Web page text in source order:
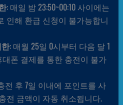
: 매일 밤 23:50~00:10 사이에는
인해 환급 신청이 불가능합니
: 매월 25일 0시부터 다음 달 1
폰 결제를 통한 충전이 불가
전 후 7일 이내에 포인트를 사
전 금액이 자동 취소됩니다.